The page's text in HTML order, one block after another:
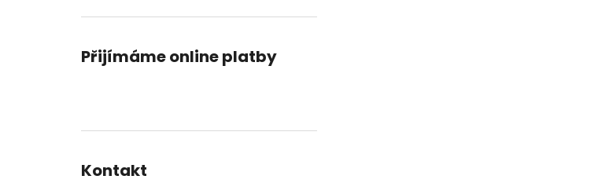
Přijímáme online platby
Kontakt